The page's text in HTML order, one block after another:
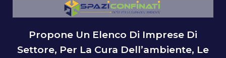
Propone Un Elenco Di Imprese Di
Settore, Per La Cura Dell’ambiente, Le